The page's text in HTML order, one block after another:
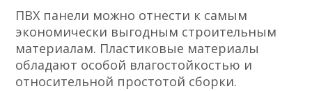
ПВХ панели можно отнести к самым
экономически выгодным строительным
материалам. Пластиковые материалы
обладают особой влагостойкостью и
относительной простотой сборки.